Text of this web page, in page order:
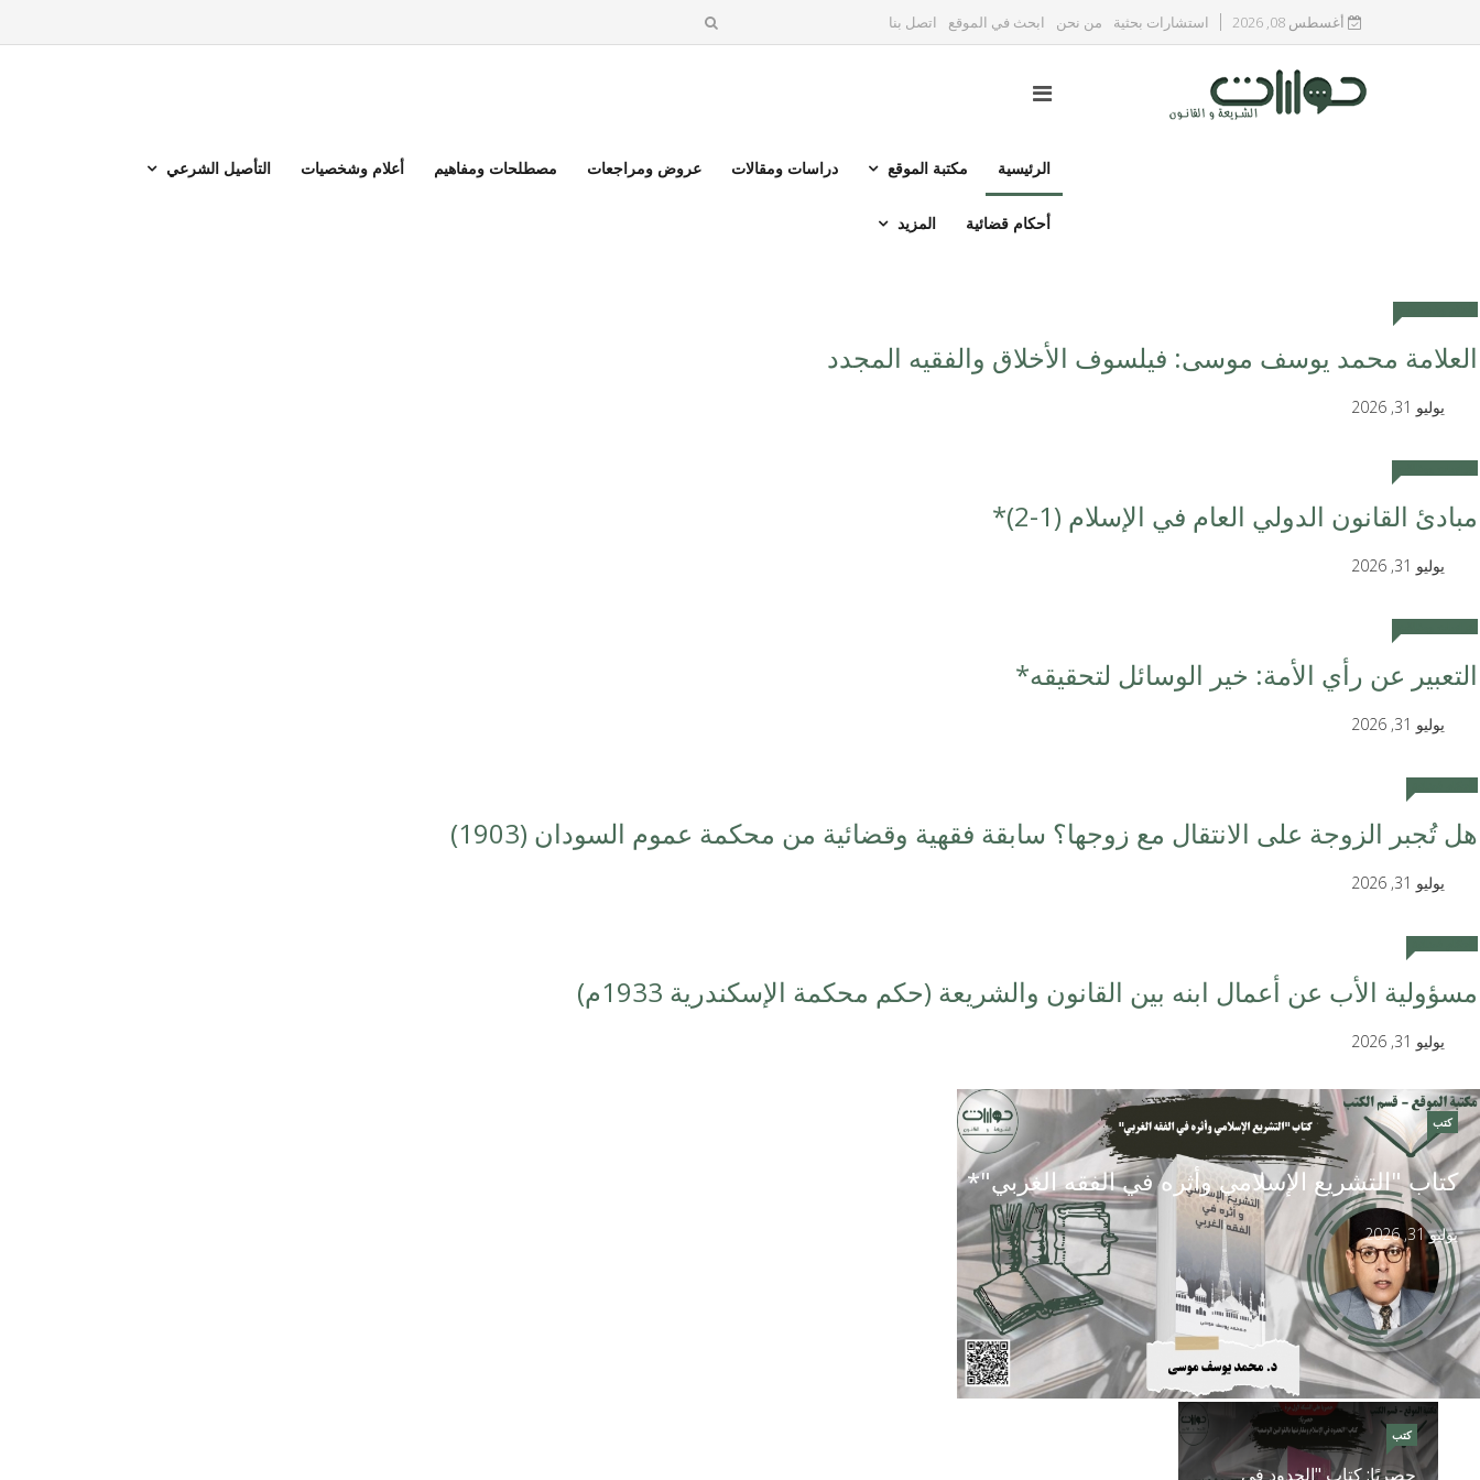
أغسطس 08, 2026 استشارات بحثية من نحن ابحث في الموقع اتصل بنا
الرئيسية مكتبة الموقع دراسات ومقالات عروض ومراجعات مصطلحات ومفاهيم أعلام وشخصيات التأصيل الشرعي
أحكام قضائية المزيد
العلامة محمد يوسف موسى: فيلسوف الأخلاق والفقيه المجدد
يوليو 31, 2026
مبادئ القانون الدولي العام في الإسلام (1-2)*
يوليو 31, 2026
التعبير عن رأي الأمة: خير الوسائل لتحقيقه*
يوليو 31, 2026
هل تُجبر الزوجة على الانتقال مع زوجها؟ سابقة فقهية وقضائية من محكمة عموم السودان (1903)
يوليو 31, 2026
مسؤولية الأب عن أعمال ابنه بين القانون والشريعة (حكم محكمة الإسكندرية 1933م)
يوليو 31, 2026
© Free
Joomla! 3 Modules- byVinaGecko.com
كتاب "التشريع الإسلامي وأثره في الفقه الغربي"*
يوليو 31, 2026
كتب
حصريًا: كتاب "الحدود في
كتب